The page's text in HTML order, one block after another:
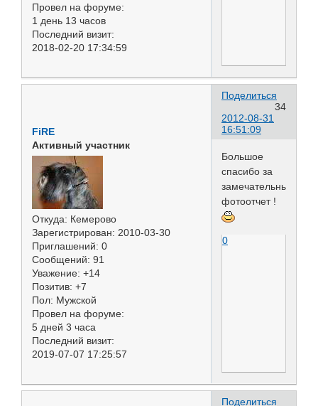
Провел на форуме:
1 день 13 часов
Последний визит:
2018-02-20 17:34:59
Поделиться
34
2012-08-31
16:51:09
FiRE
Активный участник
Откуда: Кемерово
Зарегистрирован: 2010-03-30
Приглашений: 0
Сообщений: 91
Уважение: +14
Позитив: +7
Пол: Мужской
Провел на форуме:
5 дней 3 часа
Последний визит:
2019-07-07 17:25:57
Большое
спасибо за
замечательный
фотоотчет !
0
Поделиться